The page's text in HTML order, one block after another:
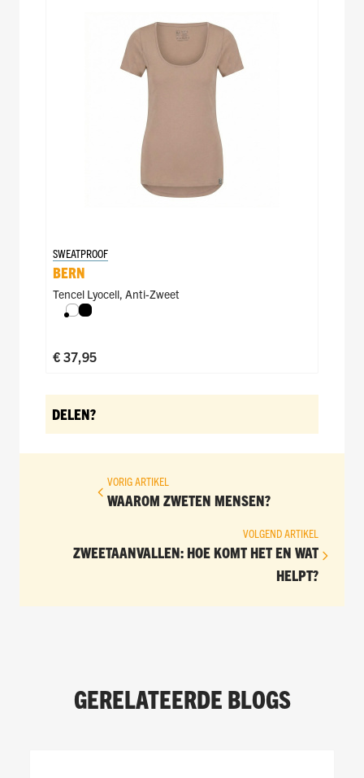
SWEATPROOF
BERN
Tencel Lyocell, Anti-Zweet
WitZwart
€ 37,95
DELEN?
VORIG ARTIKEL
WAAROM ZWETEN MENSEN?
VOLGEND ARTIKEL
ZWEETAANVALLEN: HOE KOMT HET EN WAT
HELPT?
GERELATEERDE BLOGS